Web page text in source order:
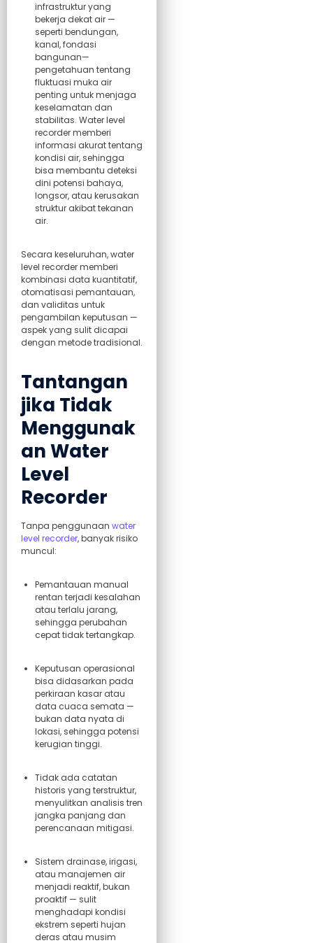
infrastruktur yang
bekerja dekat air —
seperti bendungan,
kanal, fondasi
bangunan—
pengetahuan tentang
fluktuasi muka air
penting untuk menjaga
keselamatan dan
stabilitas. Water level
recorder memberi
informasi akurat tentang
kondisi air, sehingga
bisa membantu deteksi
dini potensi bahaya,
longsor, atau kerusakan
struktur akibat tekanan
air.
Secara keseluruhan, water
level recorder memberi
kombinasi data kuantitatif,
otomatisasi pemantauan,
dan validitas untuk
pengambilan keputusan —
aspek yang sulit dicapai
dengan metode tradisional.
Tantangan
jika Tidak
Menggunak
an Water
Level
Recorder
Tanpa penggunaan water
level recorder, banyak risiko
muncul:
Pemantauan manual
rentan terjadi kesalahan
atau terlalu jarang,
sehingga perubahan
cepat tidak tertangkap.
Keputusan operasional
bisa didasarkan pada
perkiraan kasar atau
data cuaca semata —
bukan data nyata di
lokasi, sehingga potensi
kerugian tinggi.
Tidak ada catatan
historis yang terstruktur,
menyulitkan analisis tren
jangka panjang dan
perencanaan mitigasi.
Sistem drainase, irigasi,
atau manajemen air
menjadi reaktif, bukan
proaktif — sulit
menghadapi kondisi
ekstrem seperti hujan
deras atau musim